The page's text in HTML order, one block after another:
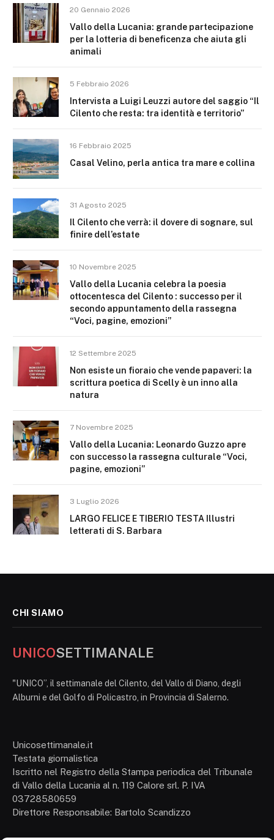
20 Gennaio 2026
Vallo della Lucania: grande partecipazione
per la lotteria di beneficenza che aiuta gli
animali
5 Febbraio 2026
Intervista a Luigi Leuzzi autore del saggio “Il
Cilento che resta: tra identità e territorio”
16 Febbraio 2025
Casal Velino, perla antica tra mare e collina
31 Agosto 2025
Il Cilento che verrà: il dovere di sognare, sul
finire dell’estate
10 Novembre 2025
Vallo della Lucania celebra la poesia
ottocentesca del Cilento : successo per il
secondo appuntamento della rassegna
“Voci, pagine, emozioni”
12 Settembre 2025
Non esiste un fioraio che vende papaveri: la
scrittura poetica di Scelly è un inno alla
natura
7 Novembre 2025
Vallo della Lucania: Leonardo Guzzo apre
con successo la rassegna culturale “Voci,
pagine, emozioni”
3 Luglio 2026
LARGO FELICE E TIBERIO TESTA Illustri
letterati di S. Barbara
CHI SIAMO
UNICOSETTIMANALE
"UNICO”, il settimanale del Cilento, del Vallo di Diano, degli
Alburni e del Golfo di Policastro, in Provincia di Salerno.
Unicosettimanale.it
Testata giornalistica
Iscritto nel Registro della Stampa periodica del Tribunale
di Vallo della Lucania al n. 119 Calore srl. P. IVA
03728580659
Direttore Responsabile: Bartolo Scandizzo